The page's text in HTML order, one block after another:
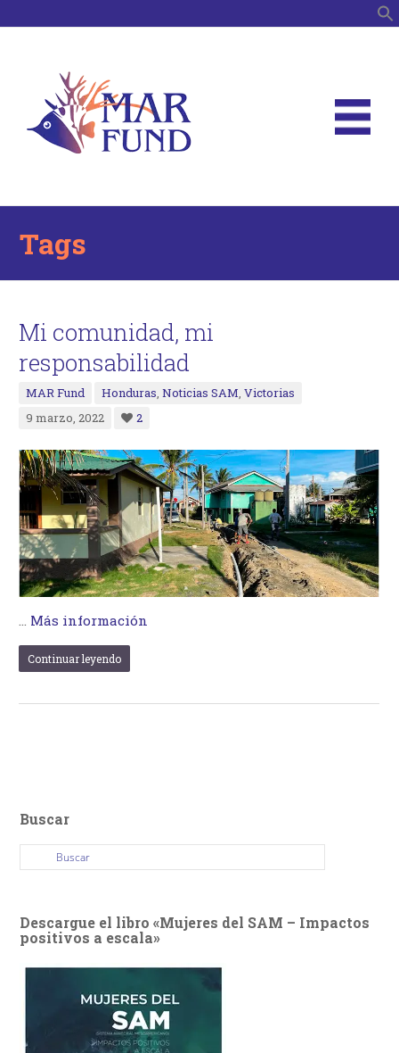
Tags
Mi comunidad, mi
responsabilidad
MAR Fund Honduras,Noticias SAM,Victorias
9 marzo, 2022
2
… Más información
Continuar leyendo
Buscar
Descargue el libro «Mujeres del SAM – Impactos
positivos a escala»